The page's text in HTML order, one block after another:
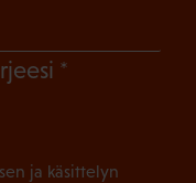
(Pakollinen)
ja käsittelyn